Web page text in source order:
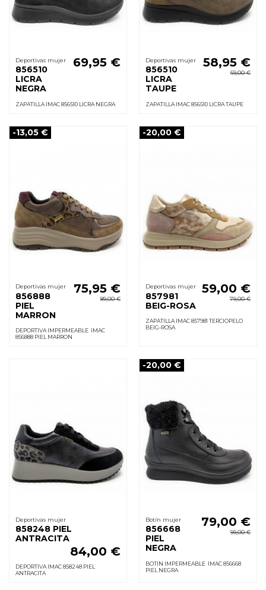
Deportivas mujer
856510
LICRA
NEGRA
69,95 €
ZAPATILLA IMAC 856510 LICRA NEGRA
Deportivas mujer
856510
LICRA
TAUPE
58,95 €
69,00 €
ZAPATILLA IMAC 856510 LICRA TAUPE
-13,05 €
Deportivas mujer
856888
PIEL
MARRON
75,95 €
89,00 €
DEPORTIVA IMPERMEABLE IMAC
856888 PIEL MARRON
-20,00 €
Deportivas mujer
857981
BEIG-ROSA
59,00 €
79,00 €
ZAPATILLA IMAC 857981 TERCIOPELO
BEIG-ROSA
Deportivas mujer
858248 PIEL
ANTRACITA
84,00 €
DEPORTIVA IMAC 858248 PIEL
ANTRACITA
-20,00 €
Botín mujer
856668
PIEL
NEGRA
79,00 €
99,00 €
BOTIN IMPERMEABLE IMAC 856668
PIEL NEGRA